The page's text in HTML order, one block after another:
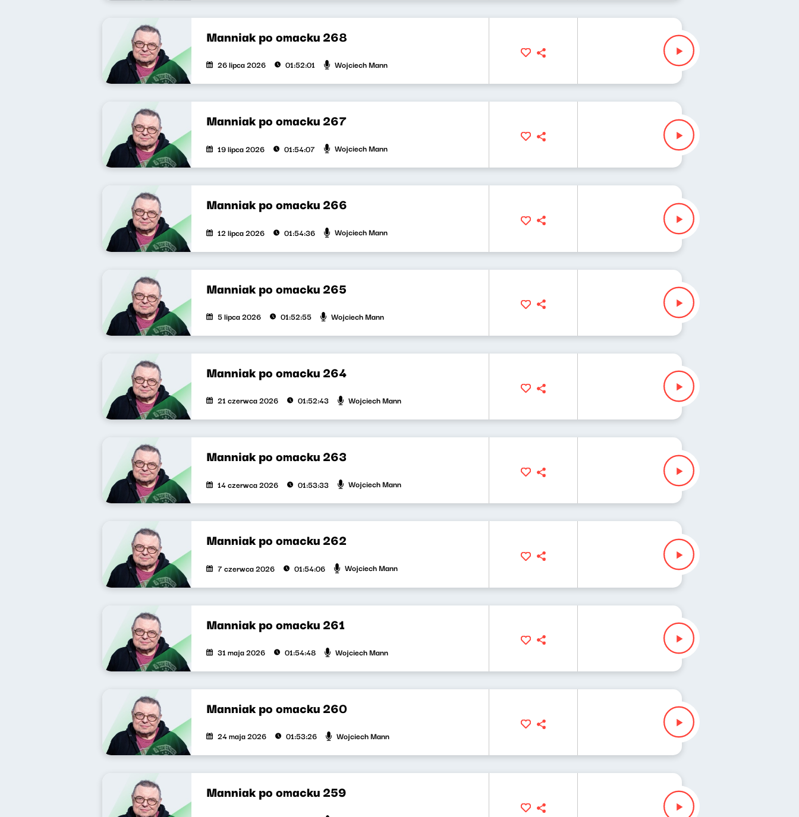
Manniak po omacku 268
26 lipca 2026 01:52:01 Wojciech Mann
Manniak po omacku 267
19 lipca 2026 01:54:07 Wojciech Mann
Manniak po omacku 266
12 lipca 2026 01:54:36 Wojciech Mann
Manniak po omacku 265
5 lipca 2026 01:52:55 Wojciech Mann
Manniak po omacku 264
21 czerwca 2026 01:52:43 Wojciech Mann
Manniak po omacku 263
14 czerwca 2026 01:53:33 Wojciech Mann
Manniak po omacku 262
7 czerwca 2026 01:54:06 Wojciech Mann
Manniak po omacku 261
31 maja 2026 01:54:48 Wojciech Mann
Manniak po omacku 260
24 maja 2026 01:53:26 Wojciech Mann
Manniak po omacku 259